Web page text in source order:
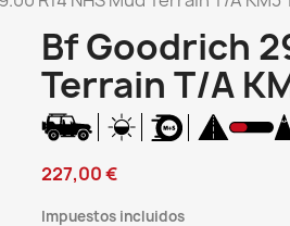
Bf Goodrich
Terrain T/A
227,00 €
Impuestos incluidos